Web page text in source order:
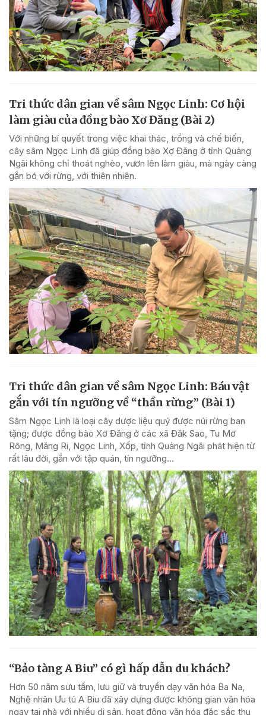
Tri thức dân gian về sâm Ngọc Linh: Cơ hội
làm giàu của đồng bào Xơ Đăng (Bài 2)
Với những bí quyết trong việc khai thác, trồng và chế biến,
cây sâm Ngọc Linh đã giúp đồng bào Xơ Đăng ở tỉnh Quảng
Ngãi không chỉ thoát nghèo, vươn lên làm giàu, mà ngày càng
gắn bó với rừng, với thiên nhiên.
Tri thức dân gian về sâm Ngọc Linh: Báu vật
gắn với tín ngưỡng về “thần rừng” (Bài 1)
Sâm Ngọc Linh là loại cây dược liệu quý được núi rừng ban
tặng; được đồng bào Xơ Đăng ở các xã Đăk Sao, Tu Mơ
Rông, Măng Ri, Ngọc Linh, Xốp, tỉnh Quảng Ngãi phát hiện từ
rất lâu đời, gắn với tập quán, tín ngưỡng...
“Bảo tàng A Biu” có gì hấp dẫn du khách?
Hơn 50 năm sưu tầm, lưu giữ và truyền dạy văn hóa Ba Na,
Nghệ nhân Ưu tú A Biu đã xây dựng được không gian văn hóa
ngay tại nhà với nhiều di sản, hoạt động văn hóa đặc sắc thu